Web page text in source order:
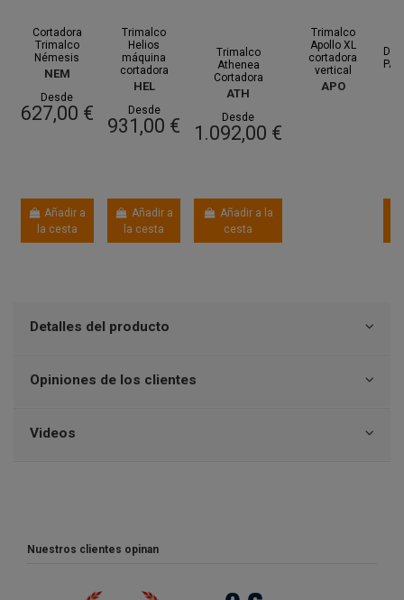
Cortadora
Trimalco
Némesis
NEM
Desde
627,00 €
Añadir a
la cesta
Trimalco
Helios
máquina
cortadora
HEL
Desde
931,00 €
Añadir a
la cesta
Trimalco
Athenea
Cortadora
ATH
Desde
1.092,00 €
Añadir a la
cesta
Trimalco
Apollo XL
cortadora
vertical
APO
Detalles del producto
Opiniones de los clientes
Videos
Nuestros clientes opinan